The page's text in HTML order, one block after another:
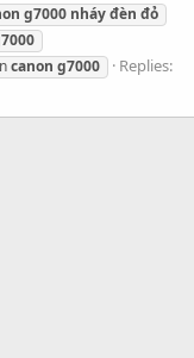
g7000 nháyđèn đỏ
canon g7000
Replies: